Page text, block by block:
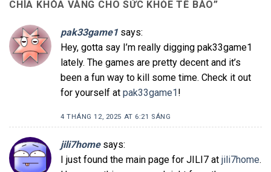
CHÌA KHÓA VÀNG CHO SỨC KHỎE TẾ BÀO”
pak33game1 says:
Hey, gotta say I’m really digging pak33game1
lately. The games are pretty decent and it’s
been a fun way to kill some time. Check it out
for yourself at pak33game1!
4 THÁNG 12, 2025 AT 6:21 SÁNG
jili7home says:
I just found the main page for JILI7 at jili7home.